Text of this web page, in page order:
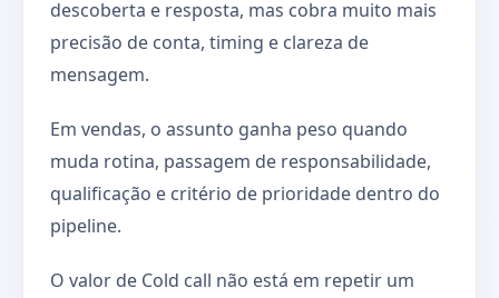
descoberta e resposta, mas cobra muito mais
precisão de conta, timing e clareza de
mensagem.
Em vendas, o assunto ganha peso quando
muda rotina, passagem de responsabilidade,
qualificação e critério de prioridade dentro do
pipeline.
O valor de Cold call não está em repetir um